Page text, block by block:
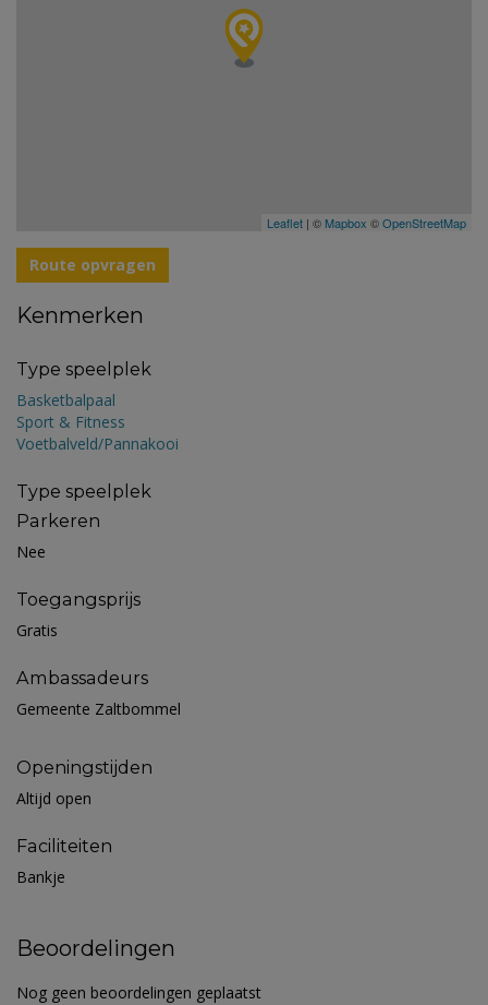
Leaflet | © Mapbox ©OpenStreetMap
Route opvragen
Kenmerken
Type speelplek
Basketbalpaal
Sport & Fitness
Voetbalveld/Pannakooi
Type speelplek
Parkeren
Nee
Toegangsprijs
Gratis
Ambassadeurs
Gemeente Zaltbommel
Openingstijden
Altijd open
Faciliteiten
Bankje
Beoordelingen
Nog geen beoordelingen geplaatst